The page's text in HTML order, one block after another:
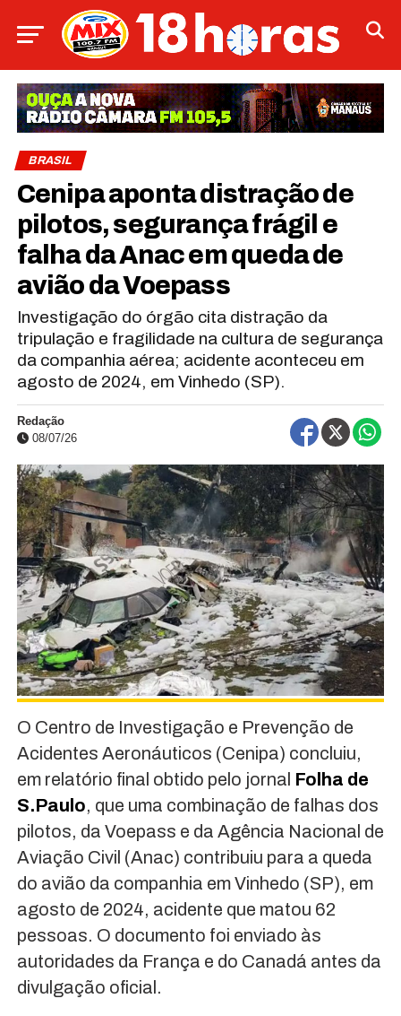
BRASIL
Cenipa aponta distração de
pilotos, segurança frágil e
falha da Anac em queda de
avião da Voepass
Investigação do órgão cita distração da
tripulação e fragilidade na cultura de segurança
da companhia aérea; acidente aconteceu em
agosto de 2024, em Vinhedo (SP).
Redação
08/07/26
O Centro de Investigação e Prevenção de
Acidentes Aeronáuticos (Cenipa) concluiu,
em relatório final obtido pelo jornal Folha de
S.Paulo, que uma combinação de falhas dos
pilotos, da Voepass e da Agência Nacional de
Aviação Civil (Anac) contribuiu para a queda
do avião da companhia em Vinhedo (SP), em
agosto de 2024, acidente que matou 62
pessoas. O documento foi enviado às
autoridades da França e do Canadá antes da
divulgação oficial.